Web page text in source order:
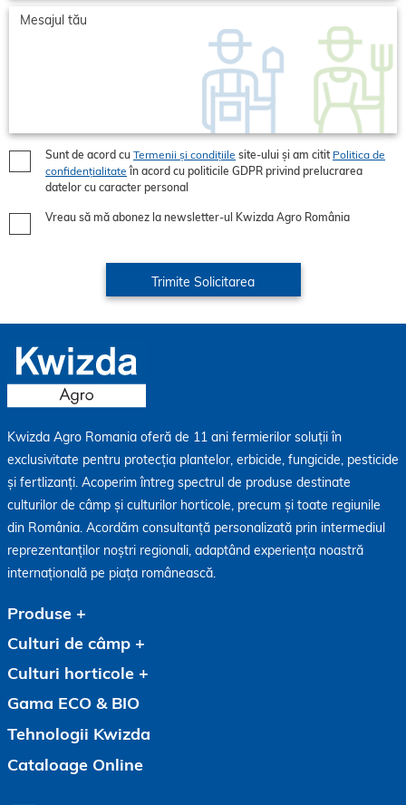
Sunt de acord cu Termenii și condițiile site-ului și am citit Politica de
confidențialitate în acord cu politicile GDPR privind prelucrarea
datelor cu caracter personal
Vreau să mă abonez la newsletter-ul Kwizda Agro România
Kwizda Agro Romania oferă de 11 ani fermierilor soluții în
exclusivitate pentru protecția plantelor, erbicide, fungicide, pesticide
și fertlizanți. Acoperim întreg spectrul de produse destinate
culturilor de câmp și culturilor horticole, precum și toate regiunile
din România. Acordăm consultanță personalizată prin intermediul
reprezentanților noștri regionali, adaptând experiența noastră
internațională pe piața românească.
Produse
Culturi de câmp
Culturi horticole
Gama ECO & BIO
Tehnologii Kwizda
Cataloage Online